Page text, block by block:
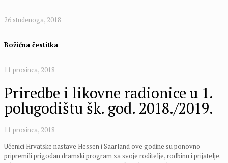
26 studenoga, 2018
Božićna čestitka
11 prosinca, 2018
Priredbe i likovne radionice u 1.
polugodištu šk. god. 2018./2019.
11 prosinca, 2018
Učenici Hrvatske nastave Hessen i Saarland ove godine su ponovno
pripremili prigodan dramski program za svoje roditelje, rodbinu i prijatelje.